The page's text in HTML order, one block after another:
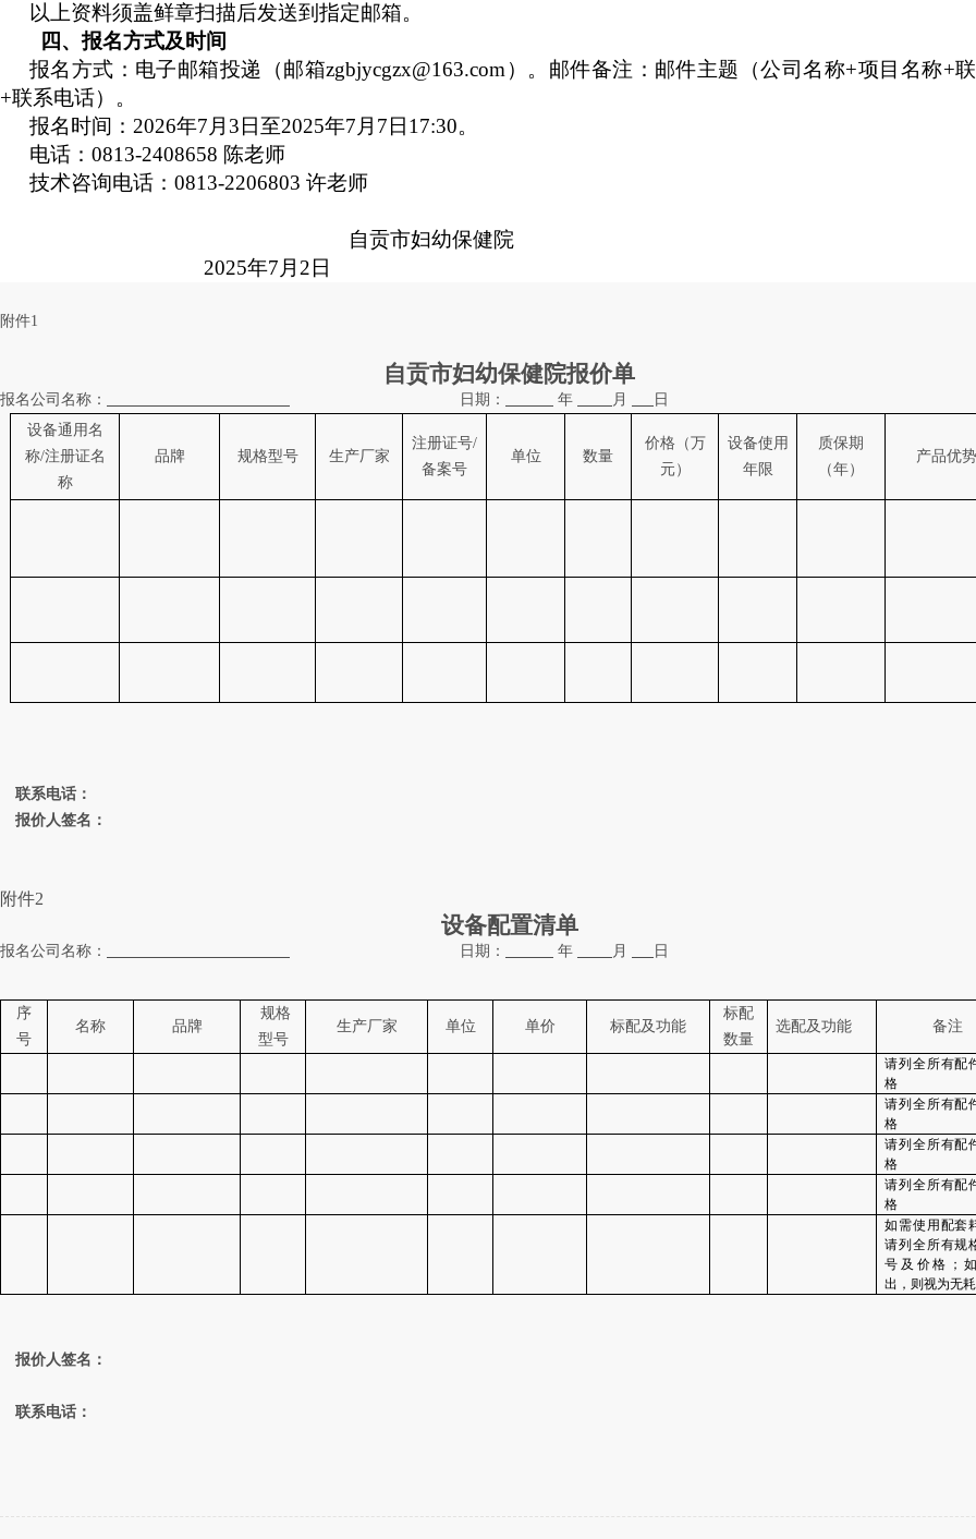
以上资料须盖鲜章扫描后发送到指定邮箱。
四、报名方式及时间
报名方式：电子邮箱投递（邮箱zgbjycgzx@163.com ）。邮件备注：邮件主题（公司名称+项目名称+
+联系电话）。
报名时间： 2026年7 月 3 日至2025年7 月 7 日 17:30。
电话： 0813-2408658 陈老师
技术咨询电话： 0813-2206803 许老师
自贡市妇幼保健院
2025年7 月 2 日
附件1
自贡市妇幼保健院报价单
报名公司名称： 日期： 年 月
日
设备通用名
称/注册证名
称
品牌 规格型号 生产厂家
注册证号/
备案号
单位 数量
价格（万
元）
设备使用
年限
质保期
（年）
产品优势
联系电话：
报价人签名：
附件2
设备配置清单
报名公司名称： 日期： 年 月 日
序
号
名称 品牌
规格
型号
生产厂家 单位 单价 标配及功能
标配
数量
选配及功能 备注
请列全所有配
格
请列全所有配
格
请列全所有配
格
请列全所有配
格
如需使用配套
请列全所有规
号及价格；
出，则视为无
报价人签名：
联系电话：